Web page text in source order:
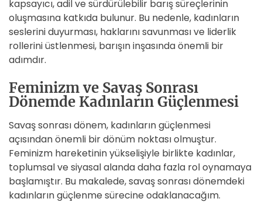
kapsayıcı, adil ve sürdürülebilir barış süreçlerinin
oluşmasına katkıda bulunur. Bu nedenle, kadınların
seslerini duyurması, haklarını savunması ve liderlik
rollerini üstlenmesi, barışın inşasında önemli bir
adımdır.
Feminizm ve Savaş Sonrası
Dönemde Kadınların Güçlenmesi
Savaş sonrası dönem, kadınların güçlenmesi
açısından önemli bir dönüm noktası olmuştur.
Feminizm hareketinin yükselişiyle birlikte kadınlar,
toplumsal ve siyasal alanda daha fazla rol oynamaya
başlamıştır. Bu makalede, savaş sonrası dönemdeki
kadınların güçlenme sürecine odaklanacağım.